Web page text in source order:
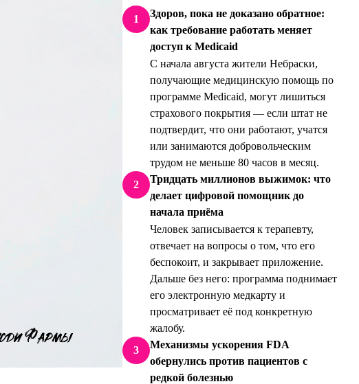
1
Здоров, пока не доказано обратное:
как требование работать меняет
доступ к Medicaid
С начала августа жители Небраски,
получающие медицинскую помощь по
программе Medicaid, могут лишиться
страхового покрытия — если штат не
подтвердит, что они работают, учатся
или занимаются добровольческим
трудом не меньше 80 часов в месяц.
2
Тридцать миллионов выжимок: что
делает цифровой помощник до
начала приёма
Человек записывается к терапевту,
отвечает на вопросы о том, что его
беспокоит, и закрывает приложение.
Дальше без него: программа поднимает
его электронную медкарту и
просматривает её под конкретную
жалобу.
3
Механизмы ускорения FDA
обернулись против пациентов с
редкой болезнью